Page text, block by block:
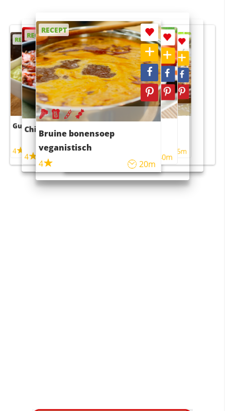
RECEPT
Guacamole
4
RECEPT
Chili con carne
4
RECEPT
Bruine bonensoep
veganistisch
4
20m
RECEPT
Sushi rijstsalade
maaltijdsalade
40m
RECEPT
4 55m